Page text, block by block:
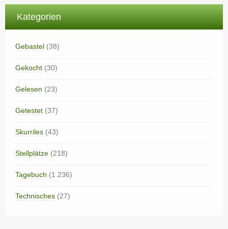
Kategorien
Gebastel (38)
Gekocht (30)
Gelesen (23)
Getestet (37)
Skurriles (43)
Stellplätze (218)
Tagebuch (1.236)
Technisches (27)